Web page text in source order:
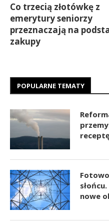
Co trzecią złotówkę z
emerytury seniorzy
przeznaczają na
zakupy
POPULARNE TEMATY
nowe